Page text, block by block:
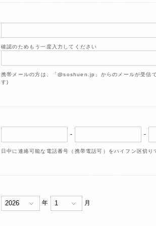
確認のためもう一度入力してください
携帯メールの方は、「@soshuen.jp」からのメールが受信
す)
- -
日中に連絡可能な電話番号（携帯電話可）をハイフン区切り
年 月